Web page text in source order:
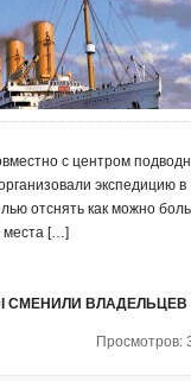
с центром
экспедицию в
отснять как можно
места […]
СМЕНИЛИ ВЛАДЕЛЬЦЕВ
Просмотров: